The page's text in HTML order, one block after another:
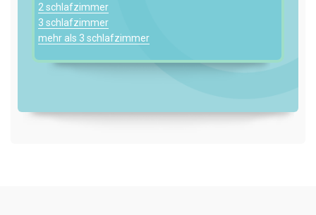
2 schlafzimmer
3 schlafzimmer
mehr als 3 schlafzimmer